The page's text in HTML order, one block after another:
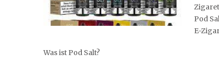
Pod
E-
Was ist Pod Salt?